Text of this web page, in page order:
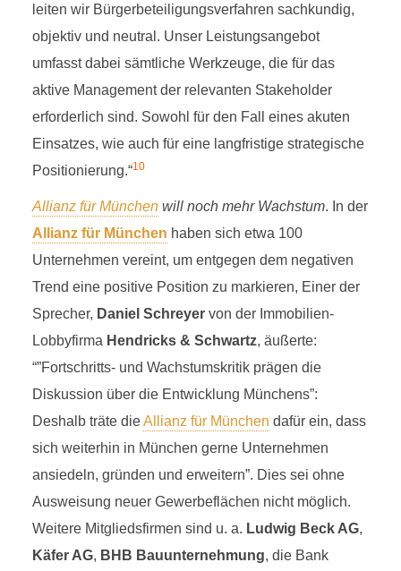
leiten wir Bürgerbeteiligungsverfahren sachkundig,
objektiv und neutral. Unser Leistungsangebot
umfasst dabei sämtliche Werkzeuge, die für das
aktive Management der relevanten Stakeholder
erforderlich sind. Sowohl für den Fall eines akuten
Einsatzes, wie auch für eine langfristige strategische
Positionierung.“10
Allianz für Münchenwill noch mehr Wachstum. In der
Allianz für München haben sich etwa 100
Unternehmen vereint, um entgegen dem negativen
Trend eine positive Position zu markieren, Einer der
Sprecher, Daniel Schreyervon der Immobilien-
Lobbyfirma Hendricks & Schwartz, äußerte:
“”Fortschritts- und Wachstumskritik prägen die
Diskussion über die Entwicklung Münchens”:
Deshalb träte dieAllianz für München dafür ein, dass
sich weiterhin in München gerne Unternehmen
ansiedeln, gründen und erweitern”. Dies sei ohne
Ausweisung neuer Gewerbeflächen nicht möglich.
Weitere Mitgliedsfirmen sind u. a. Ludwig Beck AG,
Käfer AG, BHB Bauunternehmung, die Bank